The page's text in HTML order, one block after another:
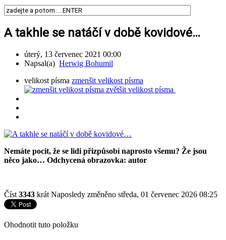
A takhle se natáčí v době kovidové…
úterý, 13 červenec 2021 00:00
Napsal(a) Herwig Bohumil
velikost písma zmenšit velikost písma
zvětšit velikost písma
Nemáte pocit, že se lidi přizpůsobí naprosto všemu? Že jsou
něco jako… Odchycená obrazovka: autor
Číst 3343 krát Naposledy změněno středa, 01 červenec 2026 08:25
Ohodnotit tuto položku